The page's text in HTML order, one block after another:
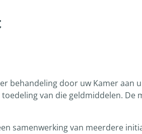
behandeling door uw Kamer aan
van die geldmiddelen.
samenwerking van meerdere